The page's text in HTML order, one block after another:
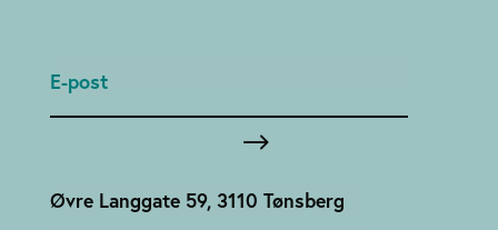
Øvre Langgate 59, 3110 Tønsberg